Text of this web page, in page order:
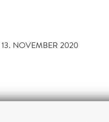
13. NOVEMBER 2020